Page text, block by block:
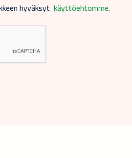
hyväksyt käyttöehtomme.